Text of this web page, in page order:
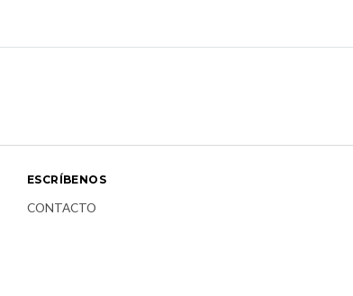
ESCRÍBENOS
CONTACTO